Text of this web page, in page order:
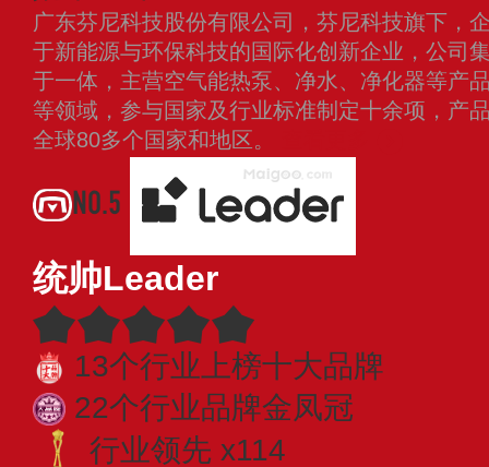
广东芬尼科技股份有限公司，芬尼科技旗下，
于新能源与环保科技的国际化创新企业，公司
于一体，主营空气能热泵、净水、净化器等产
等领域，参与国家及行业标准制定十余项，产
全球80多个国家和地区。
NO.5
统帅Leader
13个行业上榜十大品牌
22个行业品牌金凤冠
行业领先 x114